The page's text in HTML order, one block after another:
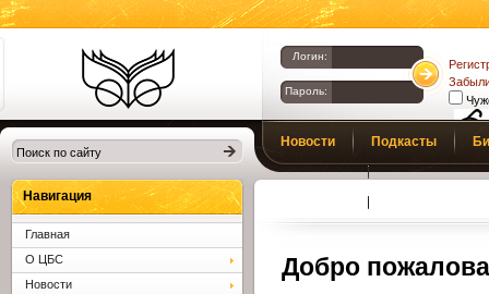
Библиотеки
Клина. Клинская
ЦБС.
Логин:
Пароль:
Новости Подкасты
Добро
Навигация
Главная
О ЦБС
Новости